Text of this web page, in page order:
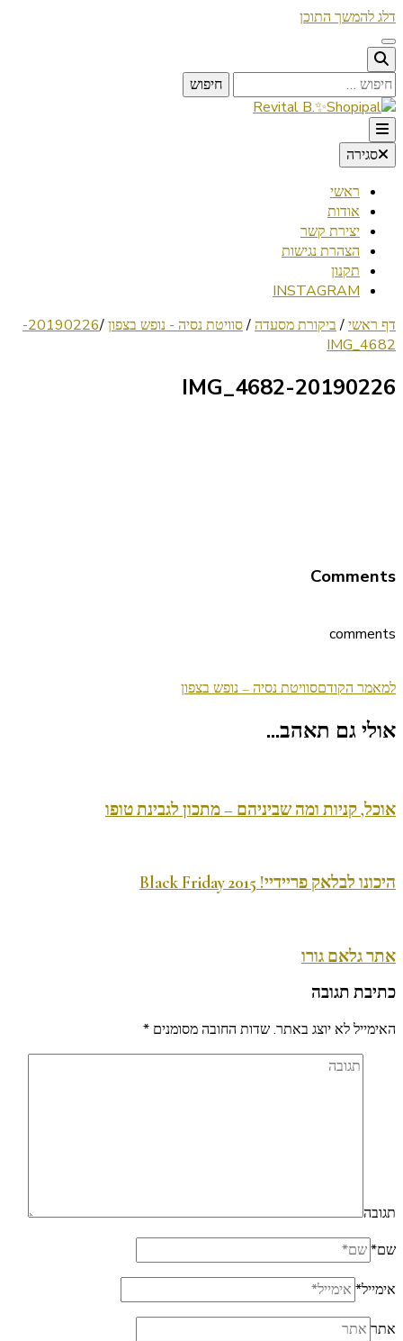
דלג להמשך התוכן
חיפוש:
Revital B.✨Shopipal
Lifestyle ✦ Beauty ✦ Vegan ✦ Travel
סגירה
ראשי
אודות
יצירת קשר
הצהרת נגישות
תקנון
INSTAGRAM
דף ראשי/ ביקורת מסעדה/סוויטת נסיה - נופש בצפון/
20190226-
IMG_4682
20190226-IMG_4682
Comments
comments
ניווט
בפוסטים
למאמר הקודםסוויטת נסיה – נופש בצפון
אולי גם תאהב...
אוכל, קניות ומה שביניהם – מתכון לגבינת טופו
היכונו לבלאק פריידיי! Black Friday 2015
אתר גלאם גורו
כתיבת תגובה
האימייל לא יוצג באתר.שדות החובה מסומנים *
תגובה
שם*
אימייל*
אתר